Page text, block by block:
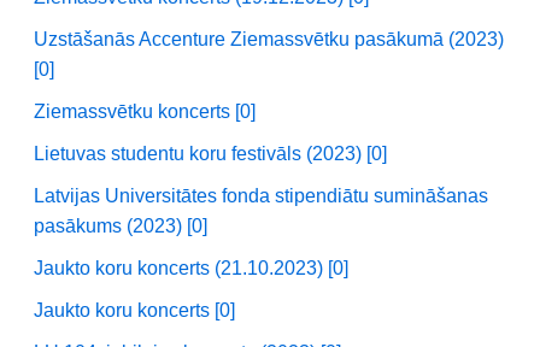
Uzstāšanās Accenture Ziemassvētku pasākumā (2023)
[0]
Ziemassvētku koncerts [0]
Lietuvas studentu koru festivāls (2023) [0]
Latvijas Universitātes fonda stipendiātu sumināšanas
pasākums (2023) [0]
Jaukto koru koncerts (21.10.2023) [0]
Jaukto koru koncerts [0]